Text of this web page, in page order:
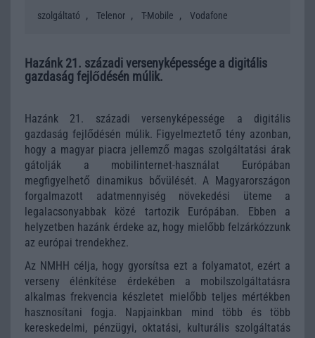
szolgáltató , Telenor , T-Mobile , Vodafone
Hazánk 21. századi versenyképessége a digitális
gazdaság fejlődésén múlik.
Hazánk 21. századi versenyképessége a digitális
gazdaság fejlődésén múlik. Figyelmeztető tény azonban,
hogy a magyar piacra jellemző magas szolgáltatási árak
gátolják a mobilinternet-használat Európában
megfigyelhető dinamikus bővülését. A Magyarországon
forgalmazott adatmennyiség növekedési üteme a
legalacsonyabbak közé tartozik Európában. Ebben a
helyzetben hazánk érdeke az, hogy mielőbb felzárkózzunk
az európai trendekhez.
Az NMHH célja, hogy gyorsítsa ezt a folyamatot, ezért a
verseny élénkítése érdekében a mobilszolgáltatásra
alkalmas frekvencia készletet mielőbb teljes mértékben
hasznosítani fogja. Napjainkban mind több és több
kereskedelmi, pénzügyi, oktatási, kulturális szolgáltatás